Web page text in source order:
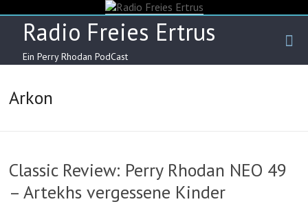
to
contentRadio Freies Ertrus
Ein Perry Rhodan PodCast
Arkon
Classic Review: Perry Rhodan NEO 49
– Artekhs vergessene Kinder